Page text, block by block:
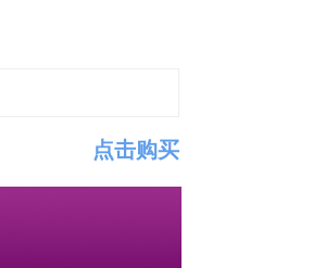
点击购买